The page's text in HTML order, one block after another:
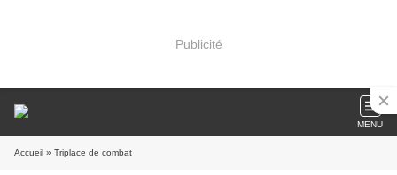
Publicité
MENU
Accueil » Triplace de combat